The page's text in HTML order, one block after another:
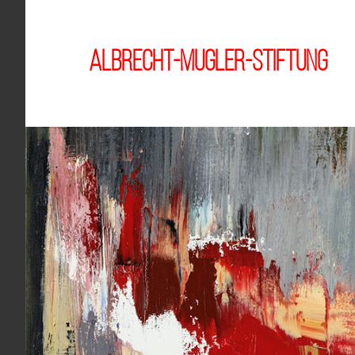
Albrecht-Mugler-Stiftung